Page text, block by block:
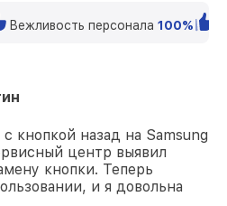
Вежливость персонала 100%
кнопкой назад на Samsung
центр выявил
кнопки. Теперь
и я довольна